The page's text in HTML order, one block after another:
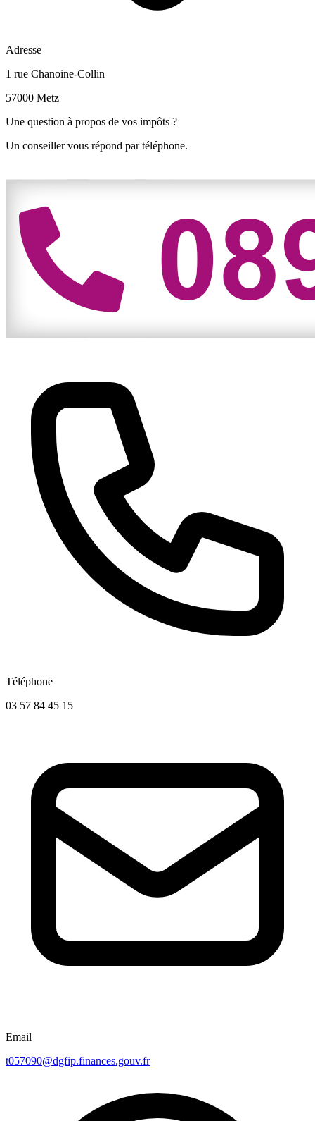
Adresse
1 rue Chanoine-Collin
57000 Metz
Une question à propos de vos impôts ?
Un conseiller vous répond par téléphone.
Téléphone
03 57 84 45 15
Email
t057090@dgfip.finances.gouv.fr